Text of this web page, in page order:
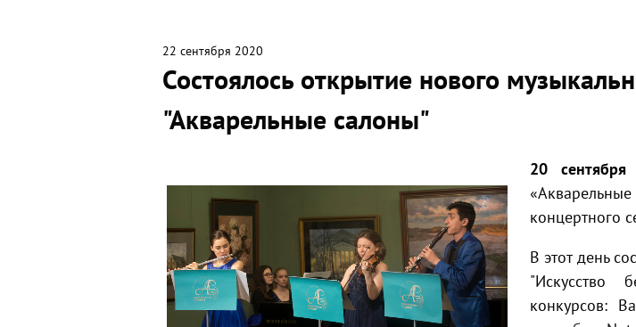
22 сентября 2020
Состоялось открытие нового
"Акварельные салоны"
20
концертного
В этот день
"Искусство
конкурсов: